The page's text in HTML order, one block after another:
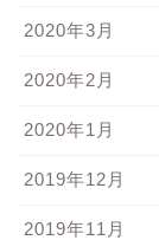
2020年3月
2020年2月
2020年1月
2019年12月
2019年11月